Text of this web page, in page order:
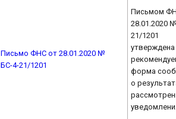
Письмо ФНС от 28.01.2020 №
БС-4-21/1201
Письмом
28.01.2020
21/1201
утверждена
форма
о